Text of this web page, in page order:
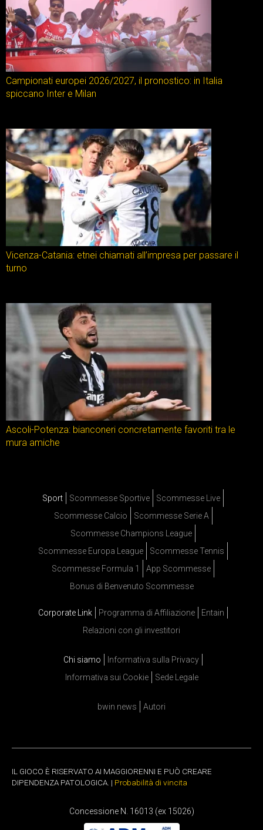
Campionati europei 2026/2027, il pronostico: in Italia
spiccano Inter e Milan
Vicenza-Catania: etnei chiamati all’impresa per passare il
turno
Ascoli-Potenza: bianconeri concretamente favoriti tra le
mura amiche
Sport Scommesse Sportive
Scommesse Live
Scommesse Calcio
Scommesse Serie A
Scommesse Champions League
Scommesse Europa League
Scommesse Tennis
Scommesse Formula 1
App Scommesse
Bonus di Benvenuto Scommesse
Corporate Link Programma di Affiliazione
Entain
Relazioni con gli investitori
Chi siamo
Informativa sulla Privacy
Informativa sui Cookie
Sede Legale
bwin news Autori
IL GIOCO È RISERVATO AI MAGGIORENNI E PUÒ CREARE
DIPENDENZA PATOLOGICA. | Probabilità di vincita
Concessione N. 16013 (ex 15026)